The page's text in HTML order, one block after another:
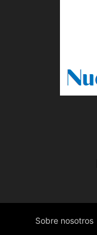
Sobre nosotros